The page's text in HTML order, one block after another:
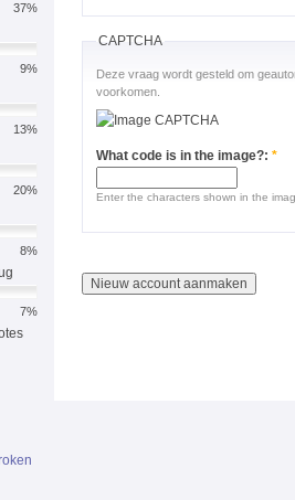
37%
9%
13%
20%
8%
7%
CAPTCHA
Deze vraag wordt gesteld om
voorkomen.
What code is in the image?: *
Enter the characters shown in the